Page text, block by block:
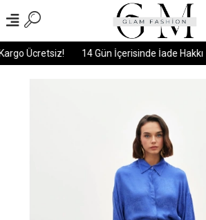
Ücretsiz! 14 Gün İçerisinde İade Hakkı